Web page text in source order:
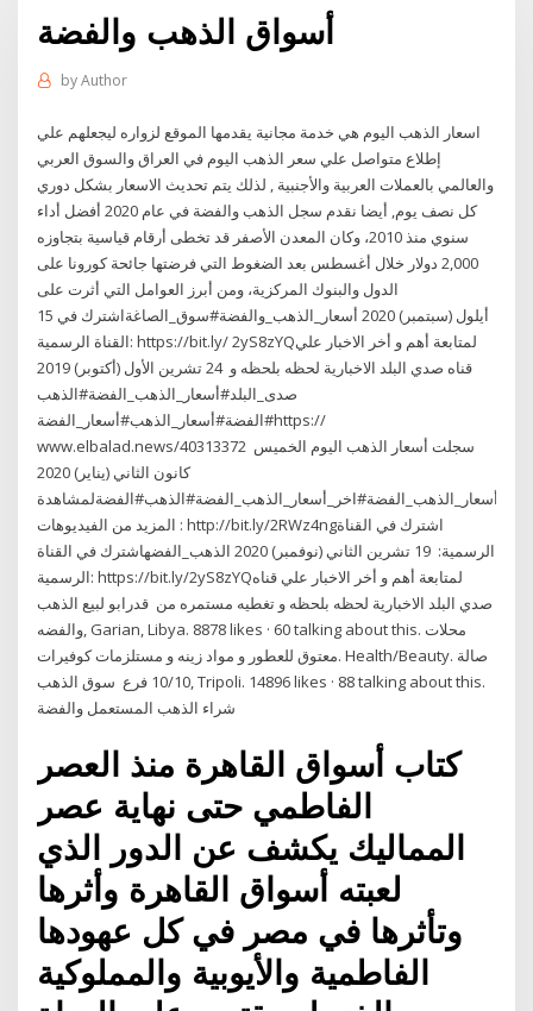
أسواق الذهب والفضة
byAuthor
اسعار الذهب اليوم هي خدمة مجانية يقدمها الموقع لزواره ليجعلهم علي
إطلاع متواصل علي سعر الذهب اليوم في العراق والسوق العربي
والعالمي بالعملات العربية والأجنبية , لذلك يتم تحديث الاسعار بشكل دوري
كل نصف يوم, أيضا نقدم سجل الذهب والفضة في عام 2020 أفضل أداء
سنوي منذ 2010، وكان المعدن الأصفر قد تخطى أرقام قياسية بتجاوزه
2,000 دولار خلال أغسطس بعد الضغوط التي فرضتها جائحة كورونا على
الدول والبنوك المركزية، ومن أبرز العوامل التي أثرت على
15 أيلول (سبتمبر) 2020 أسعار_الذهب_والفضة#سوق_الصاغةاشترك في
القناة الرسمية: https://bit.ly/ 2yS8zYQلمتابعة أهم و أخر الاخبار علي
قناه صدي البلد الاخبارية لحظه بلحظه و 24 تشرين الأول (أكتوبر) 2019
صدى_البلد#أسعار_الذهب_الفضة#الذهب
#الفضة#أسعار_الذهب#أسعار_الفضةhttps://
www.elbalad.news/4031337سجلت أسعار الذهب اليوم الخميس 2
كانون الثاني (يناير) 2020
المزيد من الفيديوهات : http://bit.ly/2RWz4ngاشترك في القناة
الرسمية: 19 تشرين الثاني (نوفمبر) 2020 الذهب_الفضهاشترك في القناة
الرسمية: https://bit.ly/2yS8zYQلمتابعة أهم و أخر الاخبار علي قناه
صدي البلد الاخبارية لحظه بلحظه و تغطيه مستمره من قدرابو لبيع الذهب
والفضه‎, Garian, Libya. 8878 likes · 60 talking about this. محلات
معتوق للعطور و مواد زينه و مستلزمات كوفيرات. Health/Beauty. صالة
10/10 فرع سوق الذهب‎, Tripoli. 14896 likes · 88 talking about this.
كتاب أسواق القاهرة منذ العصر
الفاطمي حتى نهاية عصر
المماليك يكشف عن الدور الذي
لعبته أسواق القاهرة وأثرها
وتأثرها في مصر في كل عهودها
الفاطمية والأيوبية والمملوكية